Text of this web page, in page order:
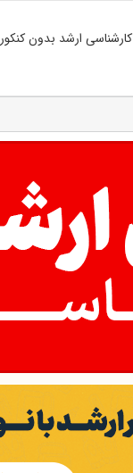
کارشناسی ارشد بدون کنکور